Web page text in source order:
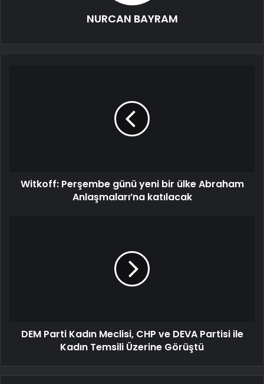
NURCAN BAYRAM
Witkoff: Perşembe günü yeni bir ülke Abraham
Anlaşmaları’na katılacak
DEM Parti Kadın Meclisi, CHP ve DEVA Partisi ile
Kadın Temsili Üzerine Görüştü